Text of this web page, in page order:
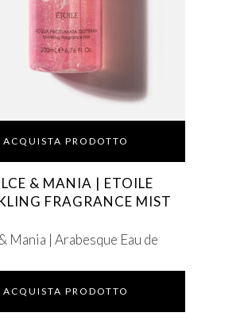
ACQUISTA PRODOTTO
& MANIA | ETOILE
FRAGRANCE MIST
ACQUISTA PRODOTTO